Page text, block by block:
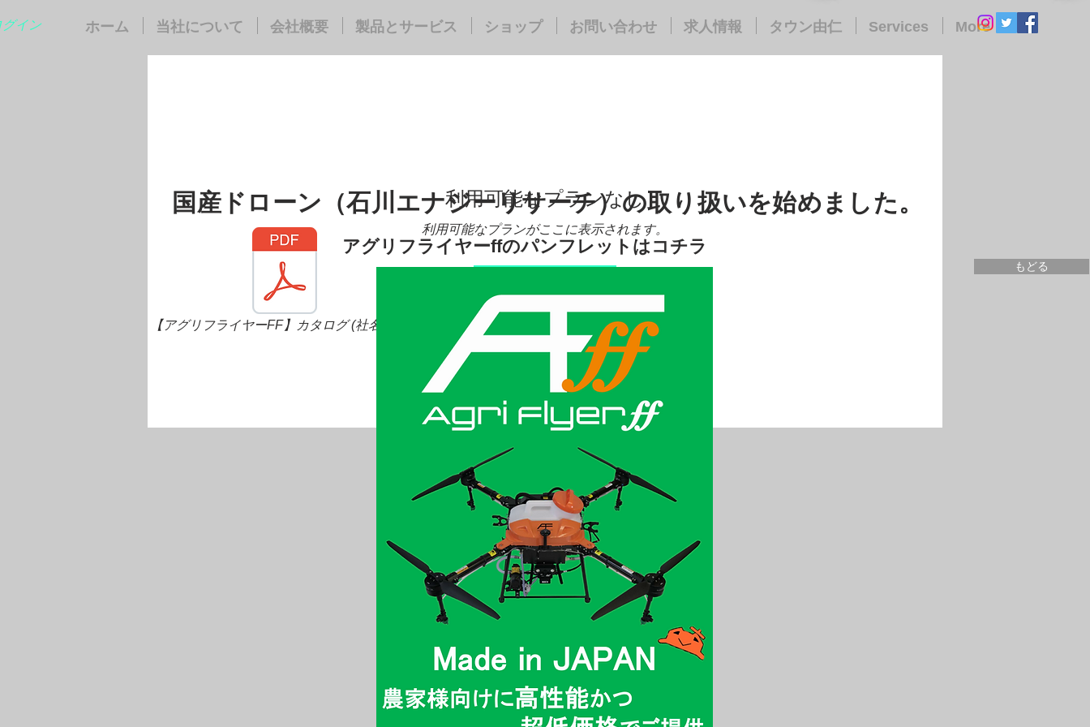
グイン ホーム 当社について 会社概要 製品とサービス ショップ お問い合わせ 求人情報 タウン由仁 Services More
利用可能なプランなし
利用可能なプランがここに表示されます。
国産ドローン（石川エナジーリサーチ）の取り扱いを始めました。
【アグリフライヤーFF】カタログ (社名入).pdf
​アグリフライヤーffのパンフレットはコチラ
もどる